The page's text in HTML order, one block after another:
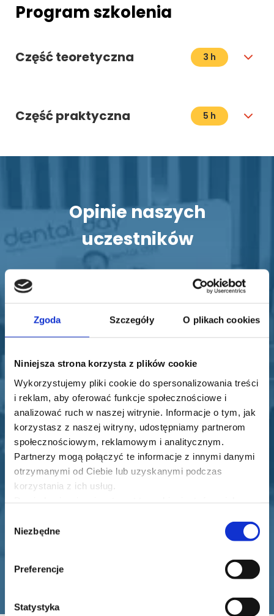
Zgoda Szczegóły O plikach cookies
Niniejsza strona korzysta z plików cookie
Wykorzystujemy pliki cookie do spersonalizowania treści
i reklam, aby oferować funkcje społecznościowe i
analizować ruch w naszej witrynie. Informacje o tym, jak
korzystasz z naszej witryny, udostępniamy partnerom
społecznościowym, reklamowym i analitycznym.
Partnerzy mogą połączyć te informacje z innymi danymi
otrzymanymi od Ciebie lub uzyskanymi podczas
korzystania z ich usług.
przetwarzamy dane osobowe w ramach
zgody
Niezbędne
Preferencje
Statystyka
Program szkolenia
Część teoretyczna 3 h
Część praktyczna 5 h
Opinie naszych
uczestników
Byłam bardzo dobrze nastawiona, ale
moje oczekiwania (oczywiście w pozytywnym
znaczeniu:)). Mnóstwo praktycznej wiedzy,
wszystko pokazane w sposób przystępny,
super atmosfera i materiały.
Natalia Koziełło